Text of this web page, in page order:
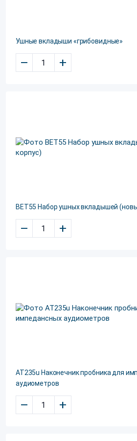
Ушные вкладыши «грибовидные»
– +
BET55 Набор ушных вкладышей
– +
АТ235u Наконечник пробника для
аудиометров
– +